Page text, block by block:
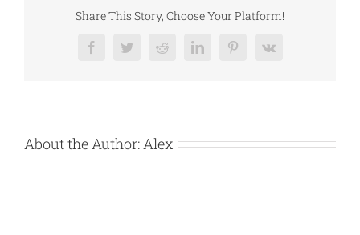
Share This Story, Choose Your Platform!
FacebookTwitterRedditLinkedInPinterest
Vk
About the Author: Alex